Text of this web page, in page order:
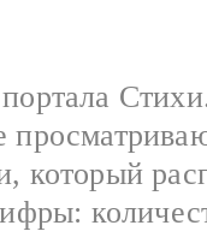
который